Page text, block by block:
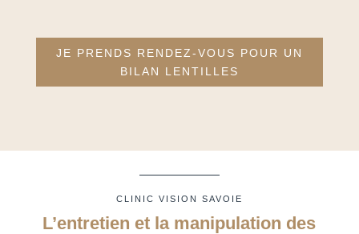
JE PRENDS RENDEZ-VOUS POUR UN
BILAN LENTILLES
CLINIC VISION SAVOIE
L’entretien et la manipulation des